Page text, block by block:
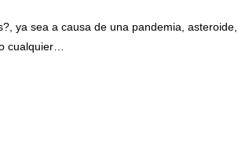
ya sea a causa de una pandemia, asteroide,
cualquier…